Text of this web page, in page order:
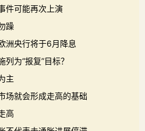
件可能再次上演
躁
洲央行将于6月降息
为“报复”目标？
主
场就会形成走高的基础
高